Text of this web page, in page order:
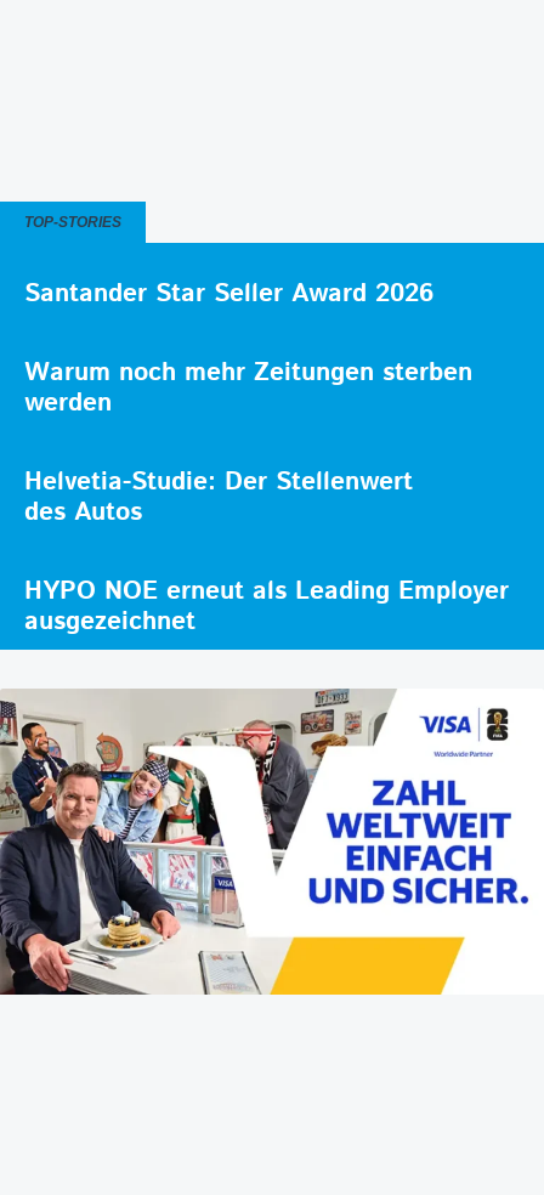
TOP-STORIES
Santander Star Seller Award 2026
Warum noch mehr Zeitungen sterben
werden
Helvetia-Studie: Der Stellenwert
des Autos
HYPO NOE erneut als Leading Employer
ausgezeichnet